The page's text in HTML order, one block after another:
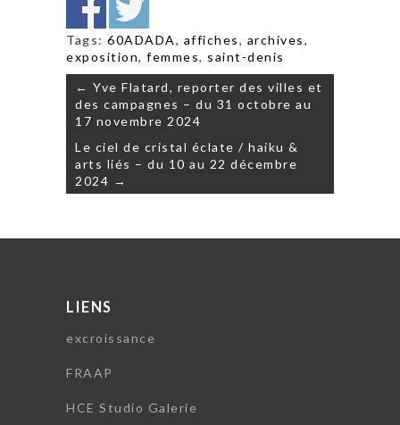
Tags: 60ADADA, affiches, archives,
exposition, femmes, saint-denis
Navigation
de
l’article
← Yve Flatard, reporter des villes et
des campagnes – du 31 octobre au
17 novembre 2024
Le ciel de cristal éclate / haiku &
arts liés – du 10 au 22 décembre
2024 →
LIENS
excroissance
FRAAP
HCE Studio Galerie